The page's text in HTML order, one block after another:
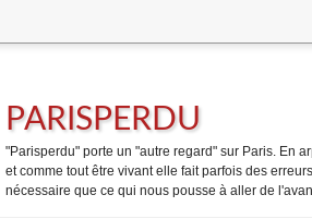
PARISPERDU
"Parisperdu" porte un "autre regard" sur Paris. En
et comme tout être vivant elle fait parfois des
nécessaire que ce qui nous pousse à aller de